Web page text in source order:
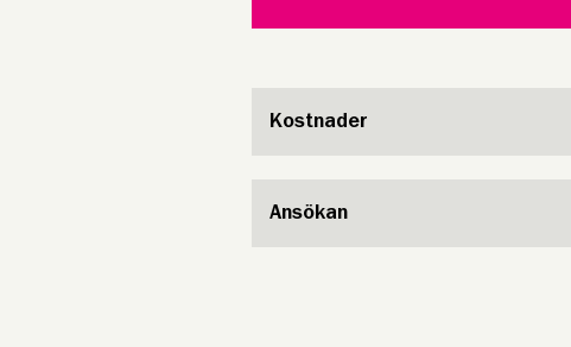
Kostnader
Ansökan